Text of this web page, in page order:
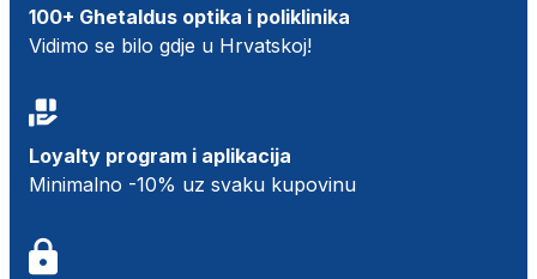
100+ Ghetaldus optika i poliklinika
Vidimo se bilo gdje u Hrvatskoj!
Loyalty program i aplikacija
Minimalno -10% uz svaku kupovinu